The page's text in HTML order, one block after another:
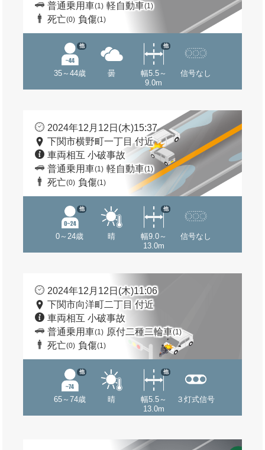
普通乗用車(1) 軽自動車(1)
死亡(0) 負傷(1)
35～44歳
他
曇
幅5.5～
9.0m
他
信号なし
2024年12月12日(木)15:37
下関市横野町一丁目 付近
車両相互 小破事故
普通乗用車(1) 軽自動車(1)
死亡(0) 負傷(1)
0～24歳
他
晴
幅9.0～
13.0m
他
信号なし
2024年12月12日(木)11:06
下関市向洋町二丁目 付近
車両相互 小破事故
普通乗用車(1) 原付二種二輪車(1)
死亡(0) 負傷(1)
65～74歳
他
晴
幅5.5～
13.0m
他
３灯式信号